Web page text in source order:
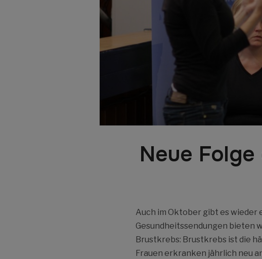
Neue
Auch im Oktober gibt es wieder
Gesundheitssendungen bieten
Brustkrebs: Brustkrebs ist die
Frauen erkranken jährlich neu